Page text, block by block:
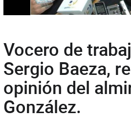
Vocero de
Sergio Baeza,
opinión del
González.